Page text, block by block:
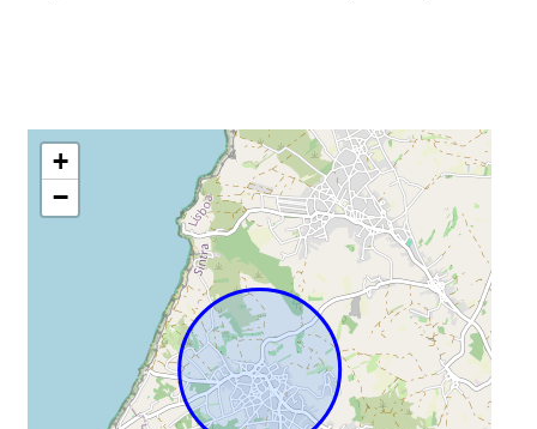
+
−